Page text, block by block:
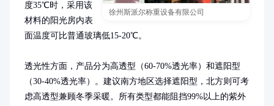
徐州斯派尔称重设备有限公司
度35℃时，采用该
材料的阳光房内表
面温度可比普通玻璃低15-20℃。
透光性方面，产品分为高透型（60-70%透光率）和遮阳型
（30-40%透光率）。建议南方地区选择遮阳型，北方则可考
虑高透型兼顾冬季采暖。所有类型都能阻挡99%以上的紫外